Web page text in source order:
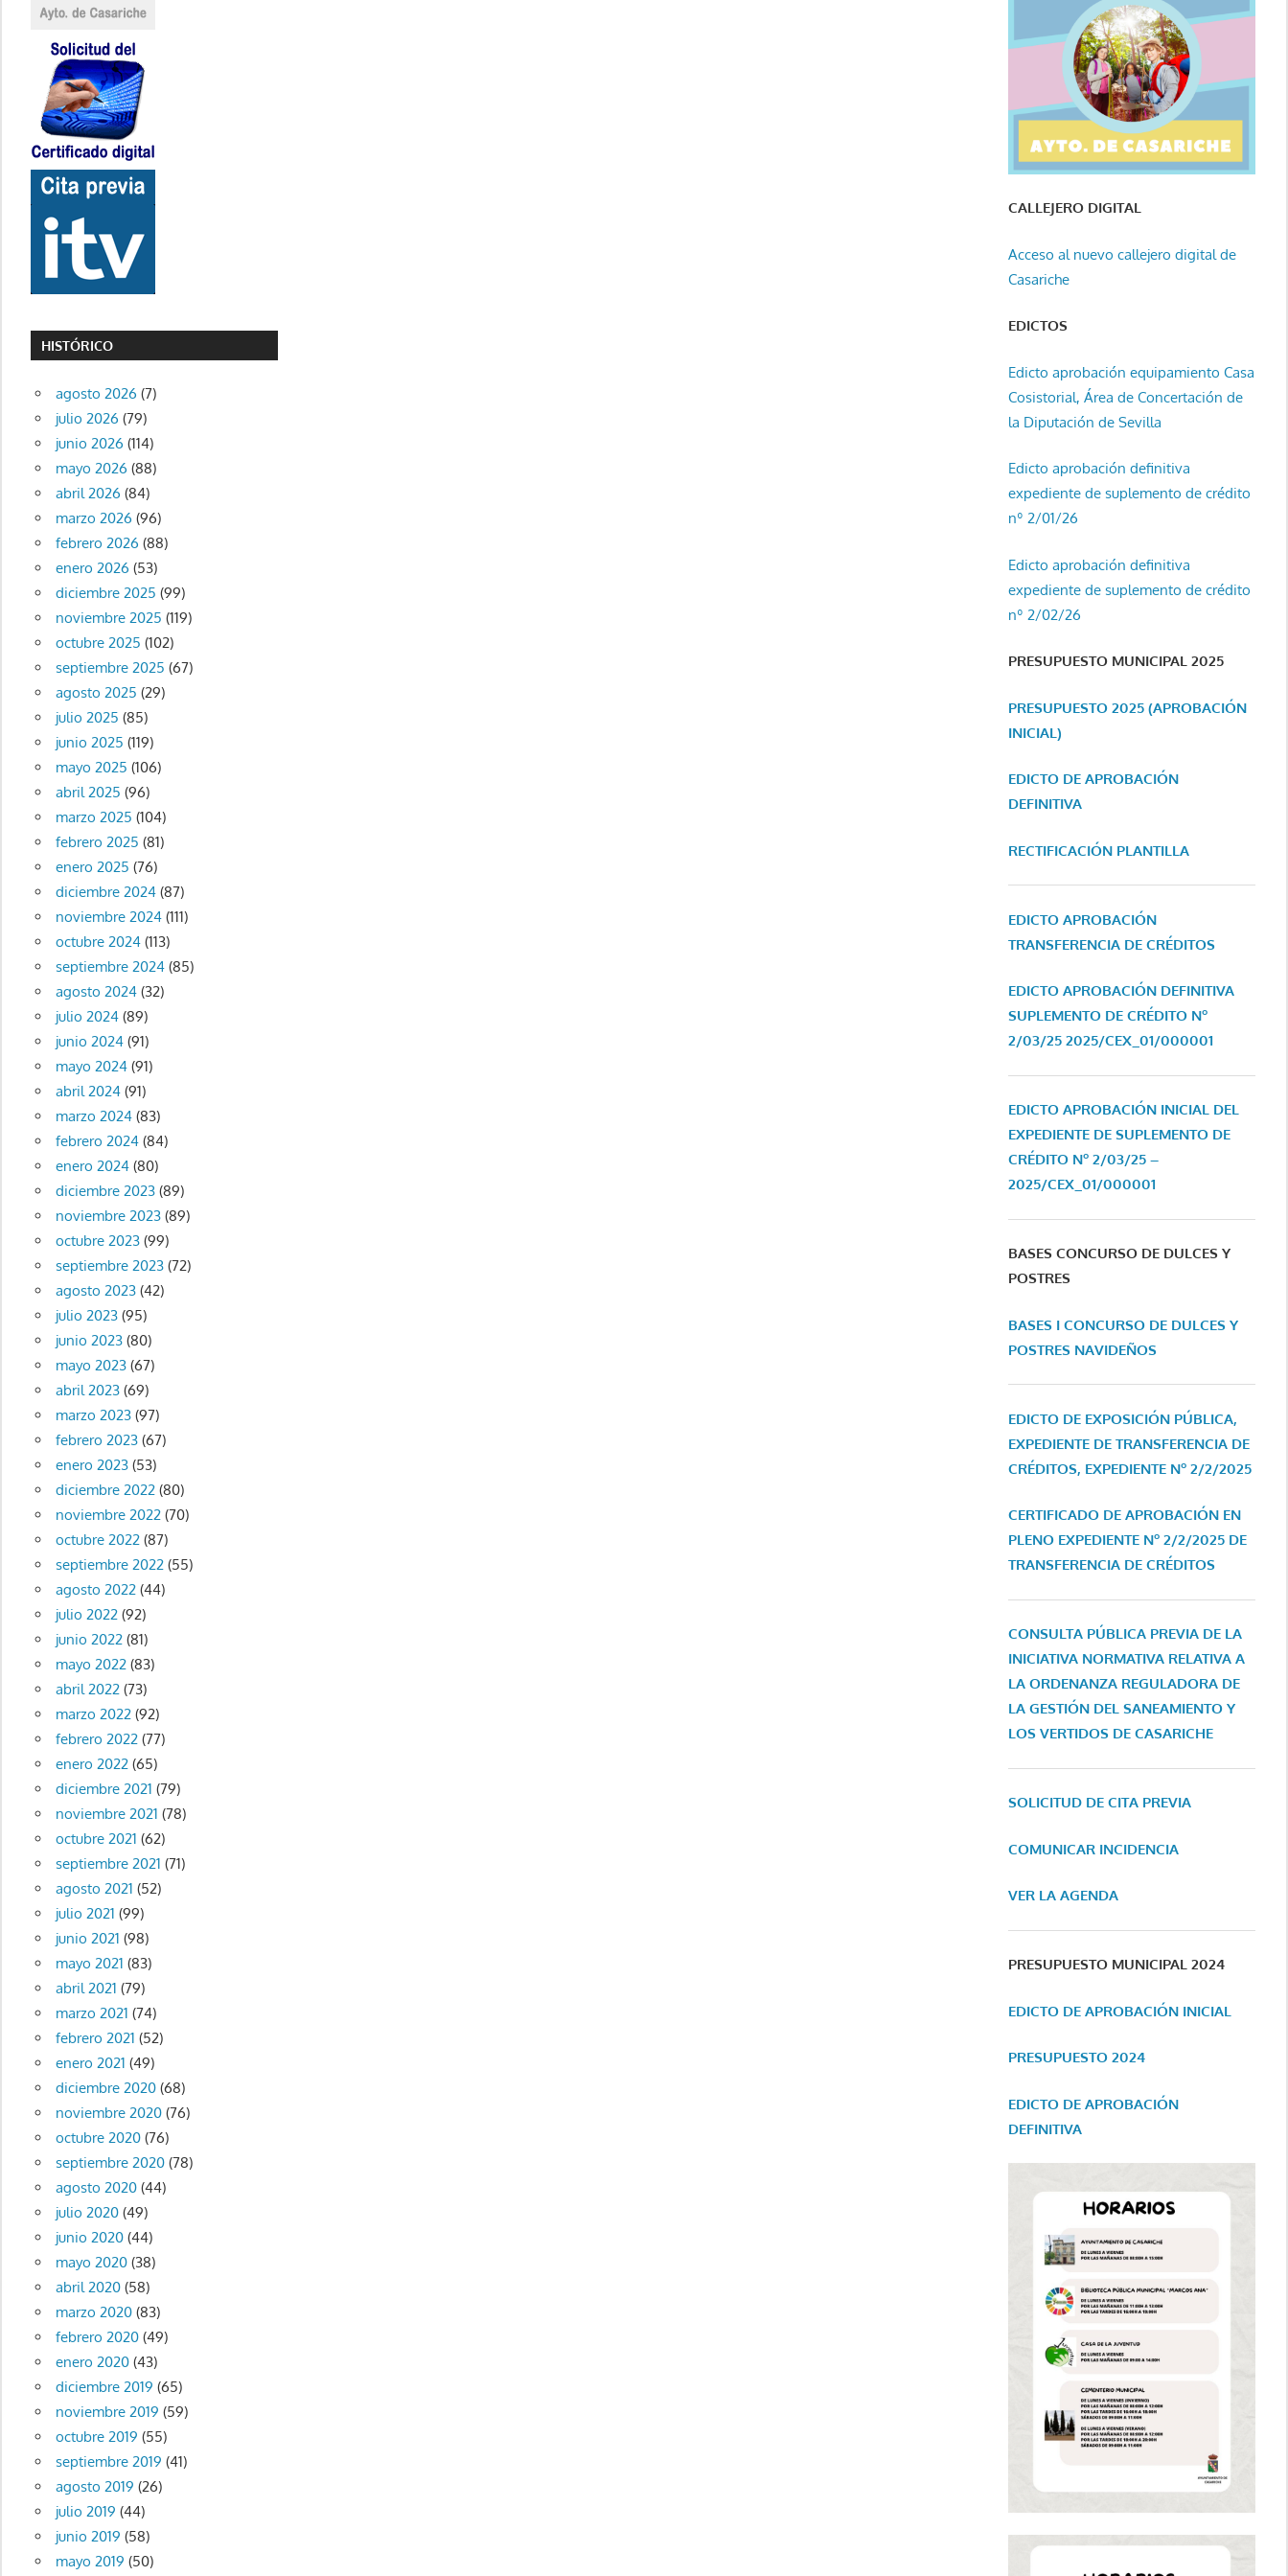
HISTÓRICO
agosto 2026 (7)
julio 2026 (79)
junio 2026 (114)
mayo 2026 (88)
abril 2026 (84)
marzo 2026 (96)
febrero 2026 (88)
enero 2026 (53)
diciembre 2025 (99)
noviembre 2025 (119)
octubre 2025 (102)
septiembre 2025 (67)
agosto 2025 (29)
julio 2025 (85)
junio 2025 (119)
mayo 2025 (106)
abril 2025 (96)
marzo 2025 (104)
febrero 2025 (81)
enero 2025 (76)
diciembre 2024(87)
noviembre 2024(111)
octubre 2024(113)
septiembre 2024(85)
agosto 2024(32)
julio 2024(89)
junio 2024(91)
mayo 2024(91)
abril 2024(91)
marzo 2024(83)
febrero 2024(84)
enero 2024(80)
diciembre 2023(89)
noviembre 2023(89)
octubre 2023(99)
septiembre 2023(72)
agosto 2023(42)
julio 2023(95)
junio 2023(80)
mayo 2023(67)
abril 2023(69)
marzo 2023(97)
febrero 2023(67)
enero 2023(53)
diciembre 2022(80)
noviembre 2022(70)
octubre 2022(87)
septiembre 2022(55)
agosto 2022(44)
julio 2022(92)
junio 2022(81)
mayo 2022(83)
abril 2022(73)
marzo 2022(92)
febrero 2022(77)
enero 2022(65)
diciembre 2021 (79)
noviembre 2021 (78)
octubre 2021 (62)
septiembre 2021 (71)
agosto 2021 (52)
julio 2021 (99)
junio 2021 (98)
mayo 2021 (83)
abril 2021 (79)
marzo 2021 (74)
febrero 2021 (52)
enero 2021 (49)
diciembre 2020(68)
noviembre 2020(76)
octubre 2020(76)
septiembre 2020(78)
agosto 2020(44)
julio 2020(49)
junio 2020(44)
mayo 2020(38)
abril 2020(58)
marzo 2020(83)
febrero 2020(49)
enero 2020(43)
diciembre 2019 (65)
noviembre 2019 (59)
octubre 2019 (55)
septiembre 2019 (41)
agosto 2019 (26)
julio 2019 (44)
junio 2019 (58)
mayo 2019 (50)
CALLEJERO DIGITAL
Acceso al nuevo callejero digital de
Casariche
EDICTOS
Edicto aprobación equipamiento Casa
Cosistorial, Área de Concertación de
la Diputación de Sevilla
Edicto aprobación definitiva
expediente de suplemento de crédito
nº 2/01/26
Edicto aprobación definitiva
expediente de suplemento de crédito
nº 2/02/26
PRESUPUESTO MUNICIPAL 2025
PRESUPUESTO 2025 (APROBACIÓN
INICIAL)
EDICTO DE APROBACIÓN
DEFINITIVA
RECTIFICACIÓN PLANTILLA
EDICTO APROBACIÓN
TRANSFERENCIA DE CRÉDITOS
EDICTO APROBACIÓN DEFINITIVA
SUPLEMENTO DE CRÉDITO Nº
2/03/25 2025/CEX_01/000001
EDICTO APROBACIÓN INICIAL DEL
EXPEDIENTE DE SUPLEMENTO DE
CRÉDITO Nº 2/03/25 –
2025/CEX_01/000001
BASES CONCURSO DE DULCES Y
POSTRES
BASES I CONCURSO DE DULCES Y
POSTRES NAVIDEÑOS
EDICTO DE EXPOSICIÓN PÚBLICA,
EXPEDIENTE DE TRANSFERENCIA DE
CRÉDITOS, EXPEDIENTE Nº 2/2/2025
CERTIFICADO DE APROBACIÓN EN
PLENO EXPEDIENTE Nº 2/2/2025 DE
TRANSFERENCIA DE CRÉDITOS
CONSULTA PÚBLICA PREVIA DE LA
INICIATIVA NORMATIVA RELATIVA A
LA ORDENANZA REGULADORA DE
LA GESTIÓN DEL SANEAMIENTO Y
LOS VERTIDOS DE CASARICHE
SOLICITUD DE CITA PREVIA
COMUNICAR INCIDENCIA
VER LA AGENDA
PRESUPUESTO MUNICIPAL 2024
EDICTO DE APROBACIÓN INICIAL
PRESUPUESTO 2024
EDICTO DE APROBACIÓN
DEFINITIVA